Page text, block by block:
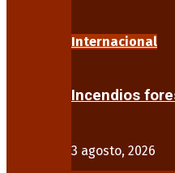
Internacional
Incendios
3 agosto, 2026